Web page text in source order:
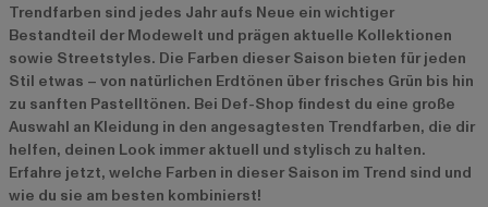
Trendfarben sind jedes Jahr aufs Neue ein wichtiger
Bestandteil der Modewelt und prägen aktuelle Kollektionen
sowie Streetstyles. Die Farben dieser Saison bieten für jeden
Stil etwas – von natürlichen Erdtönen über frisches Grün bis hin
zu sanften Pastelltönen. Bei Def-Shop findest du eine große
Auswahl an Kleidung in den angesagtesten Trendfarben, die dir
helfen, deinen Look immer aktuell und stylisch zu halten.
Erfahre jetzt, welche Farben in dieser Saison im Trend sind und
wie du sie am besten kombinierst!